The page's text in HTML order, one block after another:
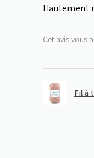
Hautement
Cet avis vous
Fil à